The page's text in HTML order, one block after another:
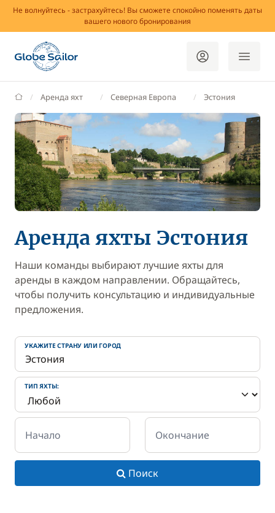
Не волнуйтесь - застрахуйтесь! Вы сможете спокойно поменять даты
вашего нового бронирования
GlobeSailor
Аренда яхт Северная Европа Эстония
Аренда яхты Эстония
Наши команды выбирают лучшие яхты для
аренды в каждом направлении. Обращайтесь,
чтобы получить консультацию и индивидуальные
предложения.
УКАЖИТЕ СТРАНУ ИЛИ ГОРОД
ТИП ЯХТЫ:
Начало Окончание
Поиск